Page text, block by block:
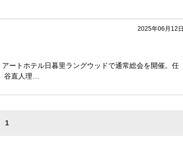
2025年06月12日
ートホテル日暮里ラングウッドで通常総会を開催。任
谷直人理…
1